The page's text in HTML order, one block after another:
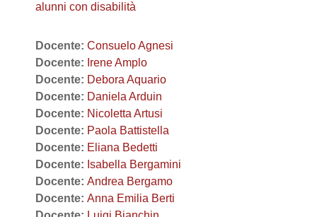
alunni con disabilità
Docente: Consuelo Agnesi
Docente: Irene Amplo
Docente: Debora Aquario
Docente: Daniela Arduin
Docente: Nicoletta Artusi
Docente: Paola Battistella
Docente: Eliana Bedetti
Docente: Isabella Bergamini
Docente: Andrea Bergamo
Docente: Anna Emilia Berti